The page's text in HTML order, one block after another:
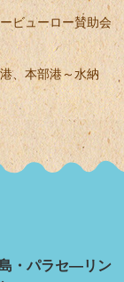
ビューロー賛助会
、本部港～水納
・パラセ―リン